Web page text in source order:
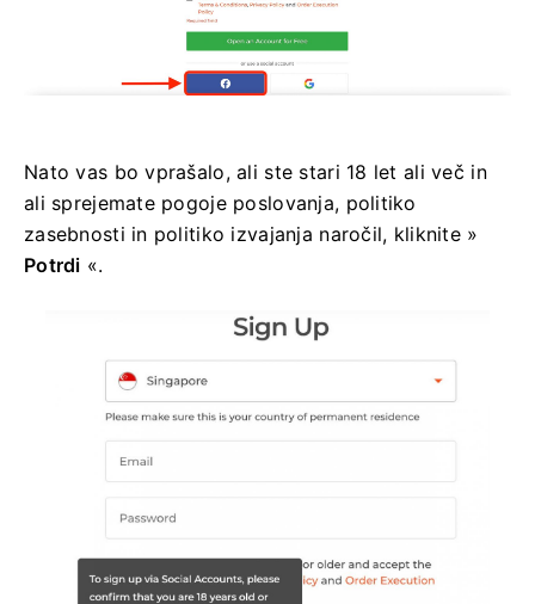
Nato vas bo vprašalo, ali ste stari 18 let ali več in
ali sprejemate pogoje poslovanja, politiko
zasebnosti in politiko izvajanja naročil, kliknite »
Potrdi «.